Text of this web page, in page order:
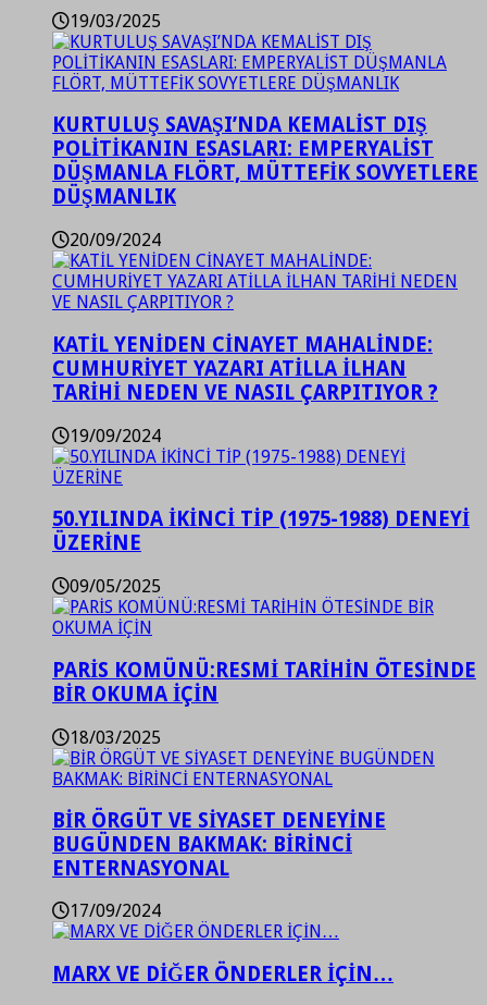
19/03/2025
KURTULUŞ SAVAŞI’NDA KEMALİST DIŞ
POLİTİKANIN ESASLARI: EMPERYALİST
DÜŞMANLA FLÖRT, MÜTTEFİK SOVYETLERE
DÜŞMANLIK
20/09/2024
KATİL YENİDEN CİNAYET MAHALİNDE:
CUMHURİYET YAZARI ATİLLA İLHAN
TARİHİ NEDEN VE NASIL ÇARPITIYOR ?
19/09/2024
50.YILINDA İKİNCİ TİP (1975-1988) DENEYİ
ÜZERİNE
09/05/2025
PARİS KOMÜNÜ:RESMİ TARİHİN ÖTESİNDE
BİR OKUMA İÇİN
18/03/2025
BİR ÖRGÜT VE SİYASET DENEYİNE
BUGÜNDEN BAKMAK: BİRİNCİ
ENTERNASYONAL
17/09/2024
MARX VE DİĞER ÖNDERLER İÇİN…